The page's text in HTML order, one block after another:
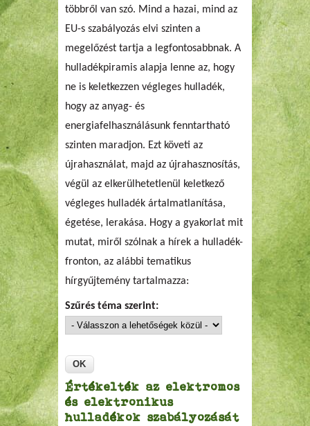
többről van szó. Mind a hazai, mind az
EU-s szabályozás elvi szinten a
megelőzést tartja a legfontosabbnak. A
hulladékpiramis alapja lenne az, hogy
ne is keletkezzen végleges hulladék,
hogy az anyag- és
energiafelhasználásunk fenntartható
szinten maradjon. Ezt követi az
újrahasználat, majd az újrahasznosítás,
végül az elkerülhetetlenül keletkező
végleges hulladék ártalmatlanítása,
égetése, lerakása. Hogy a gyakorlat mit
mutat, miről szólnak a hírek a hulladék-
fronton, az alábbi tematikus
hírgyűjtemény tartalmazza:
Szűrés téma szerint:
Értékelték az elektromos
és elektronikus
hulladékok szabályozását